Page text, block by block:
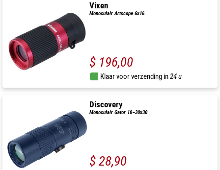
Vixen
Monoculair Artscope 6x16
$ 196,00
Klaar voor verzending in24 u
Discovery
Monoculair Gator 10–30x30
$ 28,90